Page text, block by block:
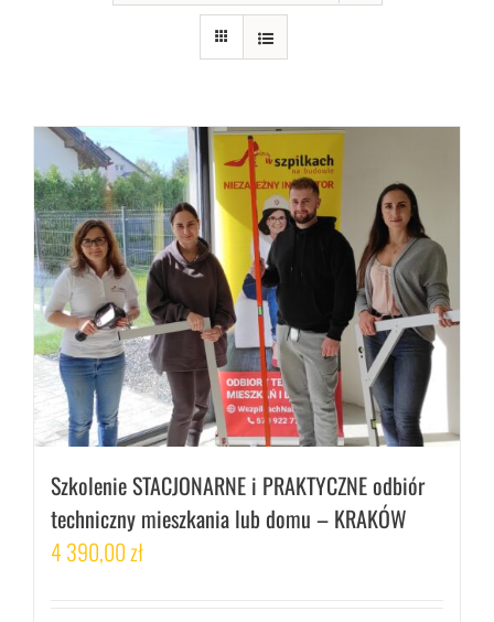
Szkolenie STACJONARNE i PRAKTYCZNE odbiór
techniczny mieszkania lub domu – KRAKÓW
4 390,00zł